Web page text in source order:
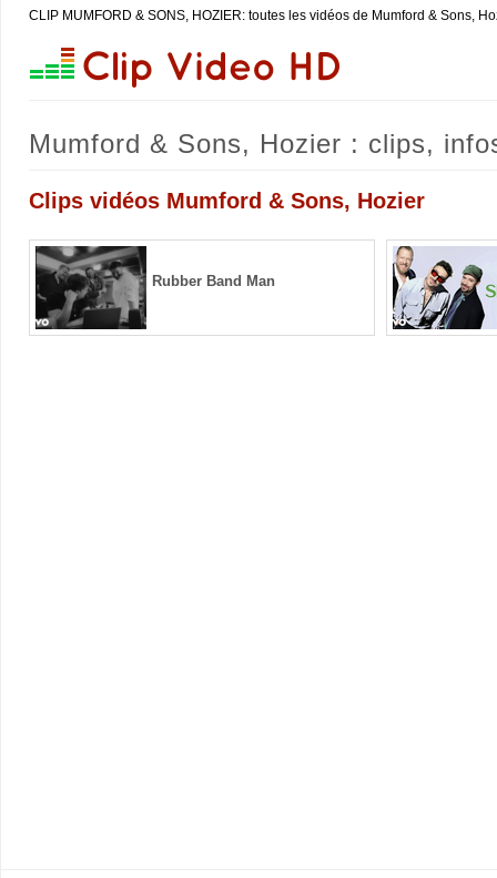
CLIP MUMFORD & SONS, HOZIER: toutes les vidéos de Mumford & Sons,
Mumford & Sons, Hozier : clips,
Clips vidéos Mumford & Sons, Hozier
Rubber Band Man